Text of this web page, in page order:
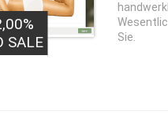
SALE
Sie.